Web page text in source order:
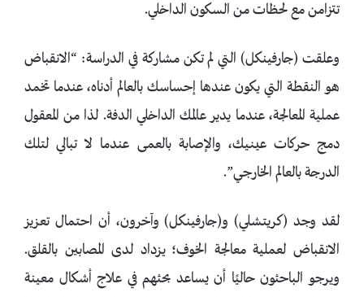
تتزامن مع لحظات من السكون الداخلي.
وعلقت (جارفينكل) التي لم تكن مشاركة في الدراسة: “الانقباض
هو النقطة التي يكون عندها إحساسك بالعالم أدناه، عندما تخمد
عملية المعالجة، عندما يدير عالمك الداخلي الدفة. لذا من المعقول
دمج حركات عينيك، والإصابة بالعمى عندما لا تبالي لتلك
الدرجة بالعالم الخارجي”.
لقد وجد (كريتشلي) و(جارفينكل) وآخرون، أن احتمال تعزيز
الانقباض لعملية معالجة الخوف؛ يزداد لدى المصابين بالقلق.
ويرجو الباحثون حاليًا أن يساعد بحثهم في علاج أشكال معينة